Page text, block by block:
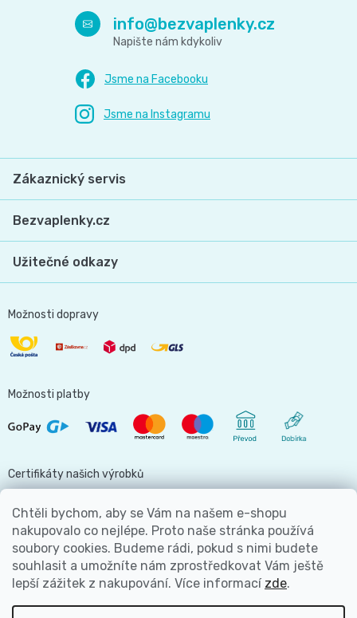
Chtěli bychom, aby se Vám na našem e-shopu
nakupovalo co nejlépe. Proto naše stránka používá
soubory cookies. Budeme rádi, pokud s nimi budete
souhlasit a umožníte nám zprostředkovat Vám ještě
lepší zážitek z nakupování. Více informací zde.
info@bezvaplenky.cz
Zákaznický servis
Bezvaplenky.cz
Užitečné odkazy
Možnosti dopravy
Možnosti platby
Certifikáty našich výrobků
Jsme hlavní partnerem